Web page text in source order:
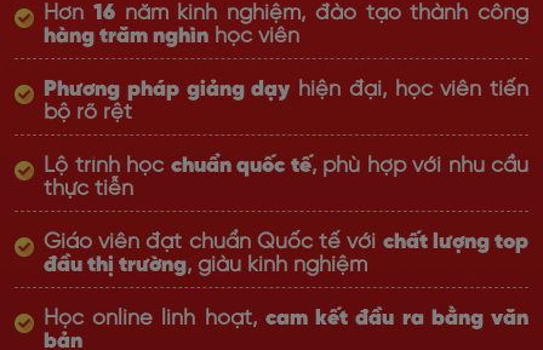
Hơn 16năm kinh nghiệm, đào tạo thành công
hàng trăm nghìn học viên
Phương pháp giảng dạy hiện đại, học viên tiến
bộ rõ rệt
Lộ trình học chuẩn quốc tế, phù hợp với nhu cầu
thực tiễn
Giáo viên đạt chuẩn Quốc tế với chất lượng top
đầu thị trường, giàu kinh nghiệm
Học online linh hoạt, cam kết đầu ra bằng văn
bản